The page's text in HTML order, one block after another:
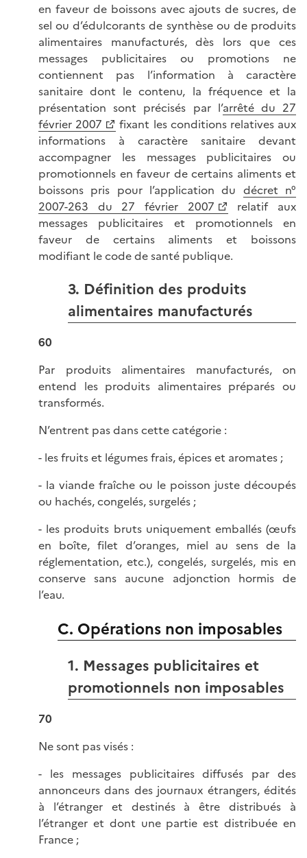
en faveur de boissons avec ajouts de sucres, de
sel ou d’édulcorants de synthèse ou de produits
alimentaires manufacturés, dès lors que ces
messages publicitaires ou promotions ne
contiennent pas l’information à caractère
sanitaire dont le contenu, la fréquence et la
présentation sont précisés par l’arrêté du 27
février 2007
fixant les conditions relatives aux
informations à caractère sanitaire devant
accompagner les messages publicitaires ou
promotionnels en faveur de certains aliments et
boissons pris pour l’application du décret n°
2007-263 du 27 février 2007
relatif aux
messages publicitaires et promotionnels en
faveur de certains aliments et boissons
modifiant le code de santé publique.
3. Définition des produits
alimentaires manufacturés
60
Par produits alimentaires manufacturés, on
entend les produits alimentaires préparés ou
transformés.
N’entrent pas dans cette catégorie :
- les fruits et légumes frais, épices et aromates ;
- la viande fraîche ou le poisson juste découpés
ou hachés, congelés, surgelés ;
- les produits bruts uniquement emballés (œufs
en boîte, filet d’oranges, miel au sens de la
réglementation, etc.), congelés, surgelés, mis en
conserve sans aucune adjonction hormis de
l’eau.
C. Opérations non imposables
1. Messages publicitaires et
promotionnels non imposables
70
Ne sont pas visés :
- les messages publicitaires diffusés par des
annonceurs dans des journaux étrangers, édités
à l’étranger et destinés à être distribués à
l’étranger et dont une partie est distribuée en
France ;